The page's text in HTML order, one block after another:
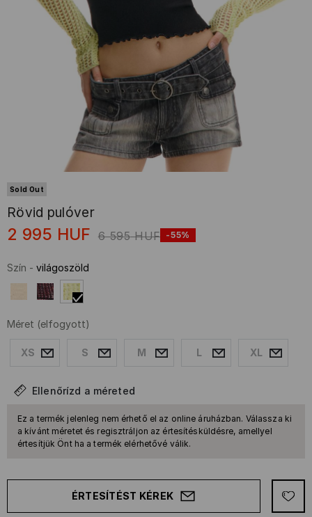
Sold Out
Rövid pulóver
2 995 HUF 6 595 HUF -55%
Szín - világoszöld
Méret (elfogyott)
XS S M L XL
Ellenőrízd a méreted
Ez a termék jelenleg nem érhető el az online áruházban. Válassza ki
a kívánt méretet és regisztráljon az értesítésküldésre, amellyel
értesítjük Önt ha a termék elérhetővé válik.
ÉRTESÍTÉST KÉREK